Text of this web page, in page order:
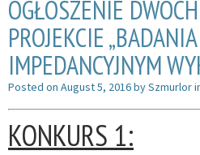
OGŁOSZENIE
PROJEKCIE
IMPEDANCYJNYM
Posted on August 5, 2016bySzmurlor
KONKURS 1: